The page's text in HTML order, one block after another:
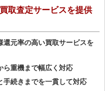
取査定サービスを提供
還元率の高い買取サービスを
ら重機まで幅広く対応
手続きまでを一貫して対応